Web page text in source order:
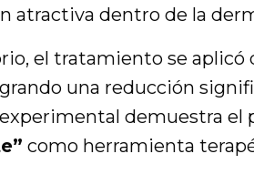
atractiva dentro de la
el tratamiento se aplicó
una reducción
demuestra el
como herramienta